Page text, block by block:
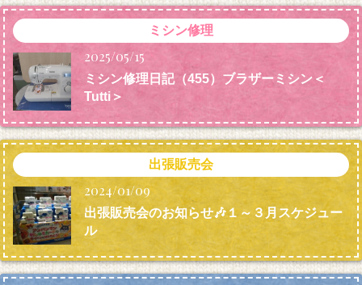
ミシン修理
2025/05/15
ミシン修理日記（455）ブラザーミシン＜
Tutti＞
出張販売会
2024/01/09
出張販売会のお知らせ🎶１～３月スケジュー
ル